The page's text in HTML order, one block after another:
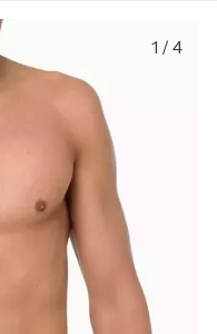
1 / 4